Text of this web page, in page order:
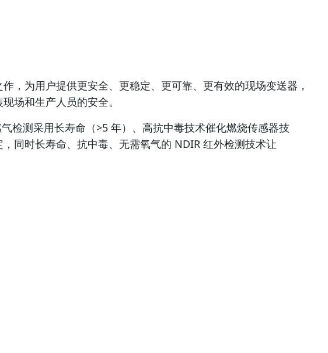
，为用户提供更安全、更稳定、更可靠、更有效的现场变送器，
场和生产人员的安全。
检测采用长寿命（>5 年）、高抗中毒技术催化燃烧传感器技
同时长寿命、抗中毒、无需氧气的 NDIR 红外检测技术让